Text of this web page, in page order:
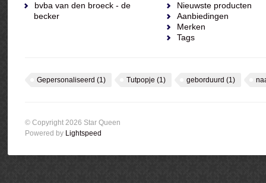
bvba van den broeck - de
becker
Nieuwste producten
Aanbiedingen
Merken
Tags
Gepersonaliseerd (1) Tutpopje (1) geborduurd (1)
© Copyright 2026 Star Queen
Powered by Lightspeed